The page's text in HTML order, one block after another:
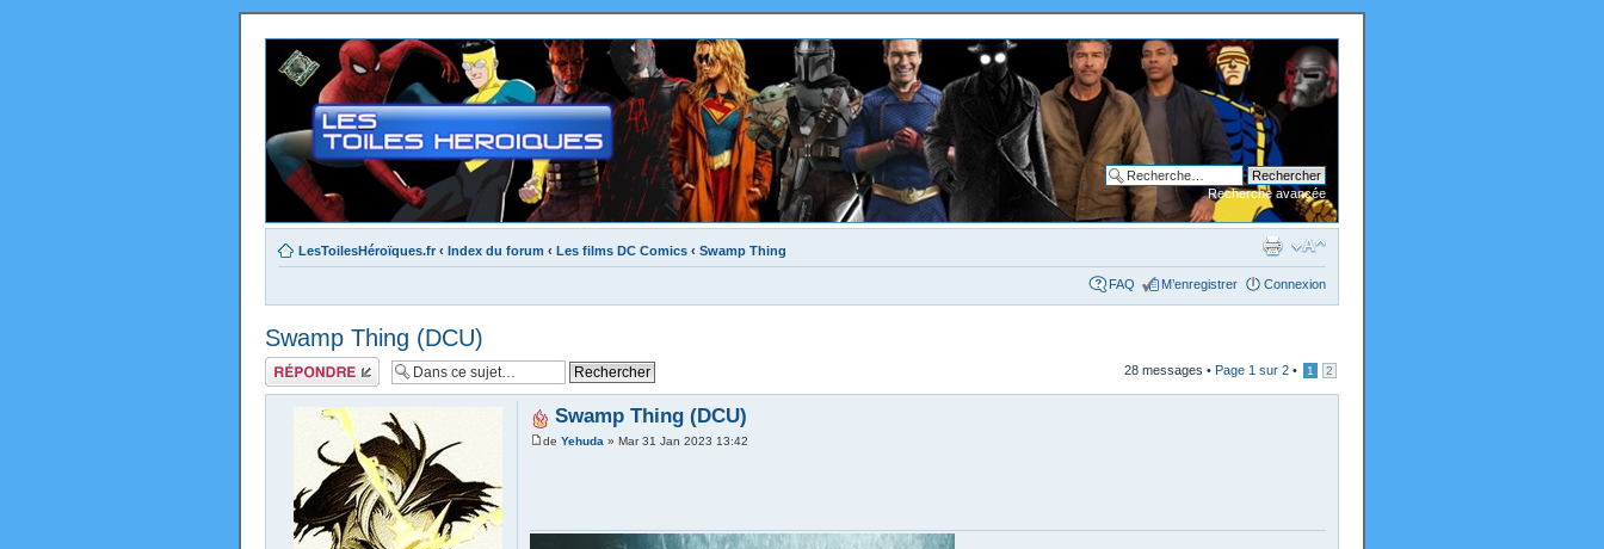
Recherche avancée
LesToilesHéroïques.fr ‹ Index du forum ‹ Les films DC Comics ‹ Swamp Thing
FAQ M’enregistrer Connexion
Swamp Thing (DCU)
Répondre 28 messages • Page 1 sur 2 • 1 2
Swamp Thing (DCU)
de Yehuda » Mar 31 Jan 2023 13:42